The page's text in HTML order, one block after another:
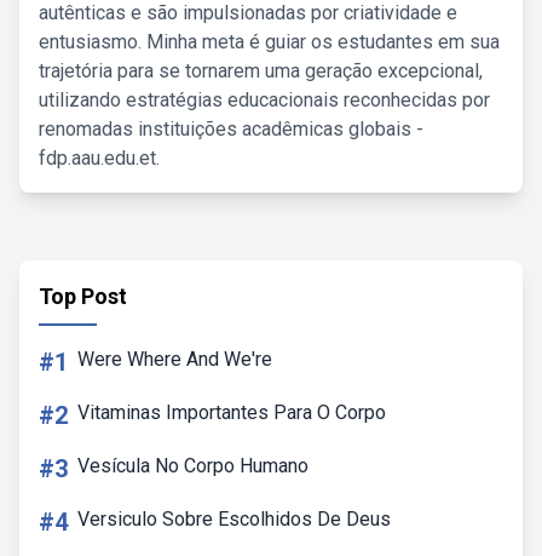
autênticas e são impulsionadas por criatividade e
entusiasmo. Minha meta é guiar os estudantes em sua
trajetória para se tornarem uma geração excepcional,
utilizando estratégias educacionais reconhecidas por
renomadas instituições acadêmicas globais -
fdp.aau.edu.et.
Top Post
#1 Were Where And We're
#2 Vitaminas Importantes Para O Corpo
#3 Vesícula No Corpo Humano
#4 Versiculo Sobre Escolhidos De Deus